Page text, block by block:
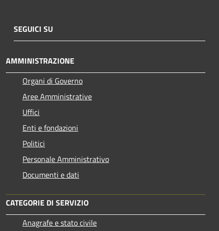
SEGUICI SU
AMMINISTRAZIONE
Organi di Governo
Aree Amministrative
Uffici
Enti e fondazioni
Politici
Personale Amministrativo
Documenti e dati
CATEGORIE DI SERVIZIO
Anagrafe e stato civile